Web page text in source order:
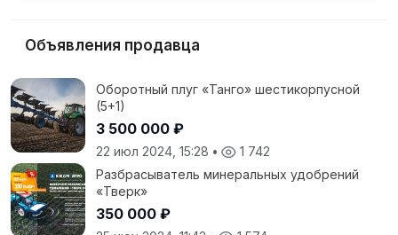
Объявления продавца
Оборотный плуг «Танго» шестикорпусной
(5+1)
3 500 000 ₽
22 июл 2024, 15:28 •
1 742
Разбрасыватель минеральных удобрений
«Тверк»
350 000 ₽